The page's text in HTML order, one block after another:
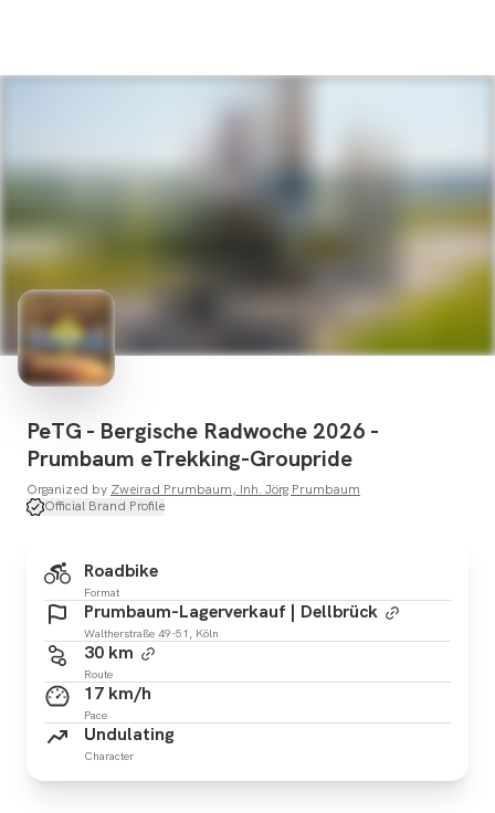
PeTG - Bergische Radwoche 2026 -
Prumbaum eTrekking-Groupride
Organized by Zweirad Prumbaum, Inh. Jörg Prumbaum
Official Brand Profile
Roadbike
Format
Prumbaum-Lagerverkauf | Dellbrück
Waltherstraße 49-51, Köln
30 km
Route
17 km/h
Pace
Undulating
Character